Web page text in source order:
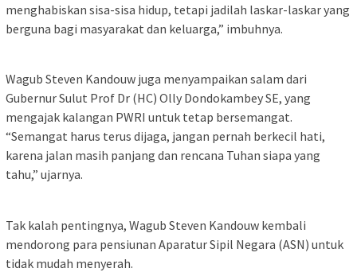
menghabiskan sisa-sisa hidup, tetapi jadilah laskar-laskar yang
berguna bagi masyarakat dan keluarga,” imbuhnya.
Wagub Steven Kandouw juga menyampaikan salam dari
Gubernur Sulut Prof Dr (HC) Olly Dondokambey SE, yang
mengajak kalangan PWRI untuk tetap bersemangat.
“Semangat harus terus dijaga, jangan pernah berkecil hati,
karena jalan masih panjang dan rencana Tuhan siapa yang
tahu,” ujarnya.
Tak kalah pentingnya, Wagub Steven Kandouw kembali
mendorong para pensiunan Aparatur Sipil Negara (ASN) untuk
tidak mudah menyerah.